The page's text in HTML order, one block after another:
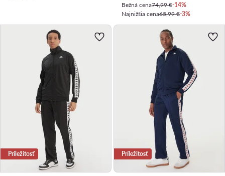
Bežná cena74,99 €-14%
Najnižšia cena65,99 €-3%
Príležitosť Príležitosť